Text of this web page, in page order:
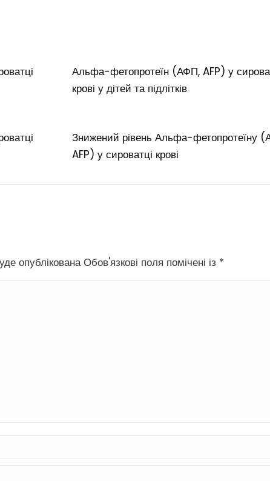
Альфа-фетопротеїн (АФП, AFP) у
крові у дітей та підлітків
Знижений рівень Альфа-фетопротеїну
AFP) у сироватці крові
опублікована Обов'язкові поля помічені із *